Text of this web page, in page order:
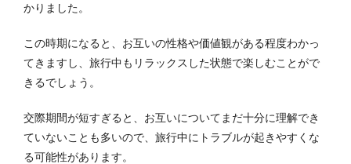
かりました。
この時期になると、お互いの性格や価値観がある程度わかっ
てきますし、旅行中もリラックスした状態で楽しむことがで
きるでしょう。
交際期間が短すぎると、お互いについてまだ十分に理解でき
ていないことも多いので、旅行中にトラブルが起きやすくな
る可能性があります。